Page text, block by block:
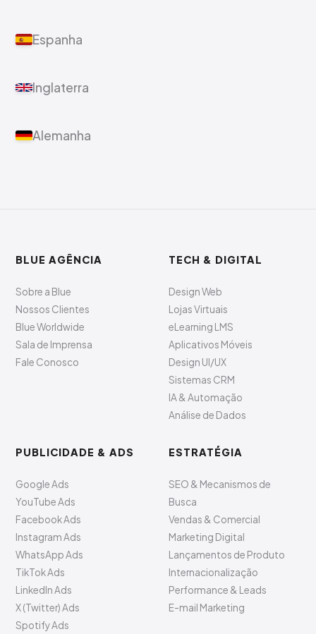
Espanha
Inglaterra
Alemanha
BLUE AGÊNCIA
Sobre a Blue
Nossos Clientes
Blue Worldwide
Sala de Imprensa
Fale Conosco
TECH & DIGITAL
Design Web
Lojas Virtuais
eLearning LMS
Aplicativos Móveis
Design UI/UX
Sistemas CRM
IA & Automação
Análise de Dados
PUBLICIDADE & ADS
Google Ads
YouTube Ads
Facebook Ads
Instagram Ads
WhatsApp Ads
TikTok Ads
LinkedIn Ads
X (Twitter) Ads
Spotify Ads
ESTRATÉGIA
SEO & Mecanismos de
Busca
Vendas & Comercial
Marketing Digital
Lançamentos de Produto
Internacionalização
Performance & Leads
E-mail Marketing